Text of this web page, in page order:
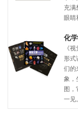
充满
眼睛
化
《
形式
们的
象，
图，
一见